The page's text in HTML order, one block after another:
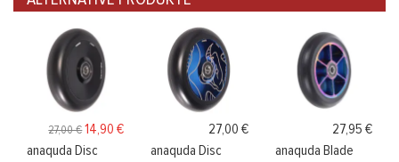
27,00 €14,90 €
anaquda Disc
27,00 €
anaquda Disc
27,95 €
anaquda Blade